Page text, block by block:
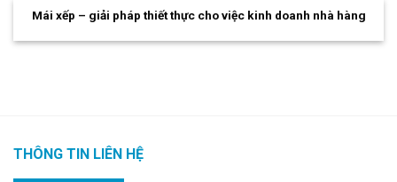
Mái xếp – giải pháp thiết thực cho việc kinh doanh nhà hàng
THÔNG TIN LIÊN HỆ